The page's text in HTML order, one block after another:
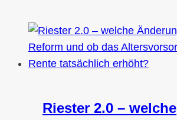
Riester 2.0 – welche